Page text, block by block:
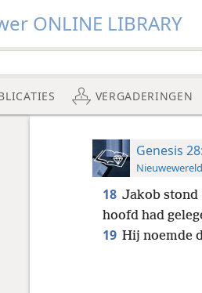
ONLINE LIBRARY
VERGADERINGEN
Genesis
18 Jakob stond
hoofd had
19 Hij noemde